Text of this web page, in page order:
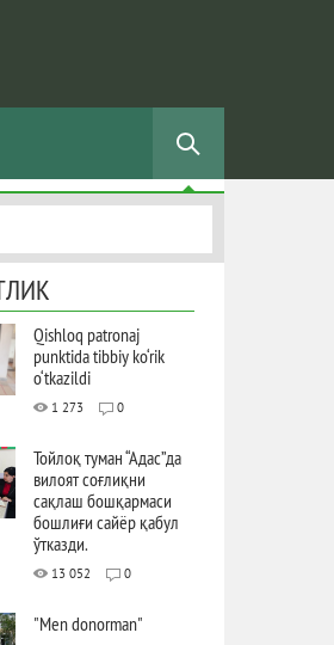
Qishloq patronaj
punktida tibbiy ko‘rik
o‘tkazildi
1 273 0
Тойлоқ туман “Адас”да
вилоят соғлиқни
сақлаш бошқармаси
бошлиғи сайёр қабул
ўтказди.
13 052 0
"Men donorman"